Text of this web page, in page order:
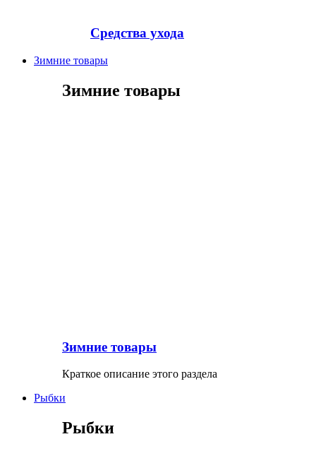
Средства ухода
Зимние товары
Зимние товары
Зимние товары
Краткое описание этого раздела
Рыбки
Рыбки